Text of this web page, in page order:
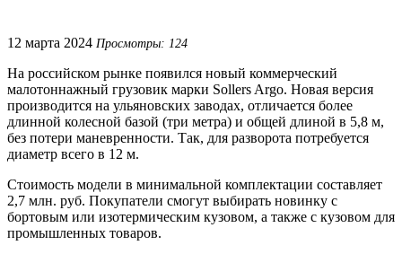
12 марта 2024 Просмотры: 124
На российском рынке появился новый коммерческий
малотоннажный грузовик марки Sollers Argo. Новая версия
производится на ульяновских заводах, отличается более
длинной колесной базой (три метра) и общей длиной в 5,8 м,
без потери маневренности. Так, для разворота потребуется
диаметр всего в 12 м.
Стоимость модели в минимальной комплектации составляет
2,7 млн. руб. Покупатели смогут выбирать новинку с
бортовым или изотермическим кузовом, а также с кузовом для
промышленных товаров.